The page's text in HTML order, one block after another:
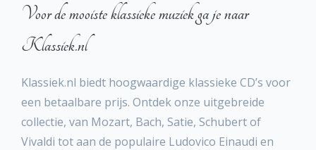
Voor de mooiste klassieke muziek ga je naar
Klassiek.nl
Klassiek.nl biedt hoogwaardige klassieke CD’s voor
een betaalbare prijs. Ontdek onze uitgebreide
collectie, van Mozart, Bach, Satie, Schubert of
Vivaldi tot aan de populaire Ludovico Einaudi en